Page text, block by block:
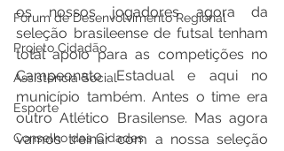
Fórum de Desenvolvimento Regional
Projeto Cidadão
Assistência Social
Esporte
Conselho das Cidades
os nossos jogadores agora da
seleção brasileense de futsal tenham
total apoio para as competições no
Campeonato Estadual e aqui no
município também. Antes o time era
outro Atlético Brasilense. Mas agora
vamos treinar com a nossa seleção